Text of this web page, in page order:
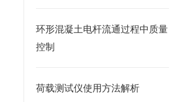
环形混凝土电杆流通过程中质量
控制
荷载测试仪使用方法解析